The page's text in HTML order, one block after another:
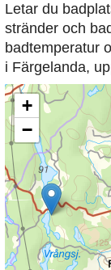
Letar du
stränder och
badtemperatur
i Färgelanda,
+
−